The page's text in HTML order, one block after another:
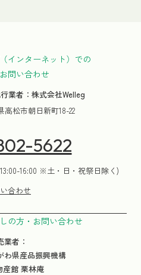
インターネット）での
問い合わせ
業者：株式会社Welleg
高松市朝日新町18-22
5622
16:00 ※土・日・祝祭日除く)
合わせ
の方・お問い合わせ
業者：
わ県産品振興機構
産館 栗林庵